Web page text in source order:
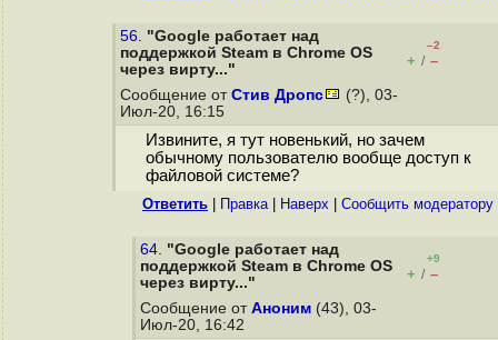
56. "Google работает над
поддержкой Steam в Chrome OS
через вирту..."
–2
+ / –
Сообщение от Стив Дропс
(?), 03-
Июл-20, 16:15
Извините, я тут новенький, но зачем
обычному пользователю вообще доступ к
файловой системе?
Ответить Правка| Наверх Cообщить модератору
64. "Google работает над
поддержкой Steam в Chrome OS
через вирту..."
+9
+ / –
Сообщение от Аноним (43), 03-
Июл-20, 16:42